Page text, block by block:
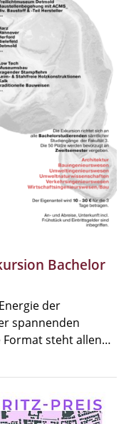
Bachelor
der
spannenden
Format steht allen…